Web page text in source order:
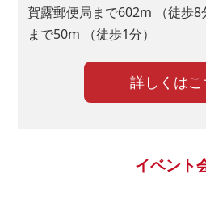
賀露郵便局まで602m （徒歩
まで50m （徒歩1分）
詳しくはこ
イベント
３位：